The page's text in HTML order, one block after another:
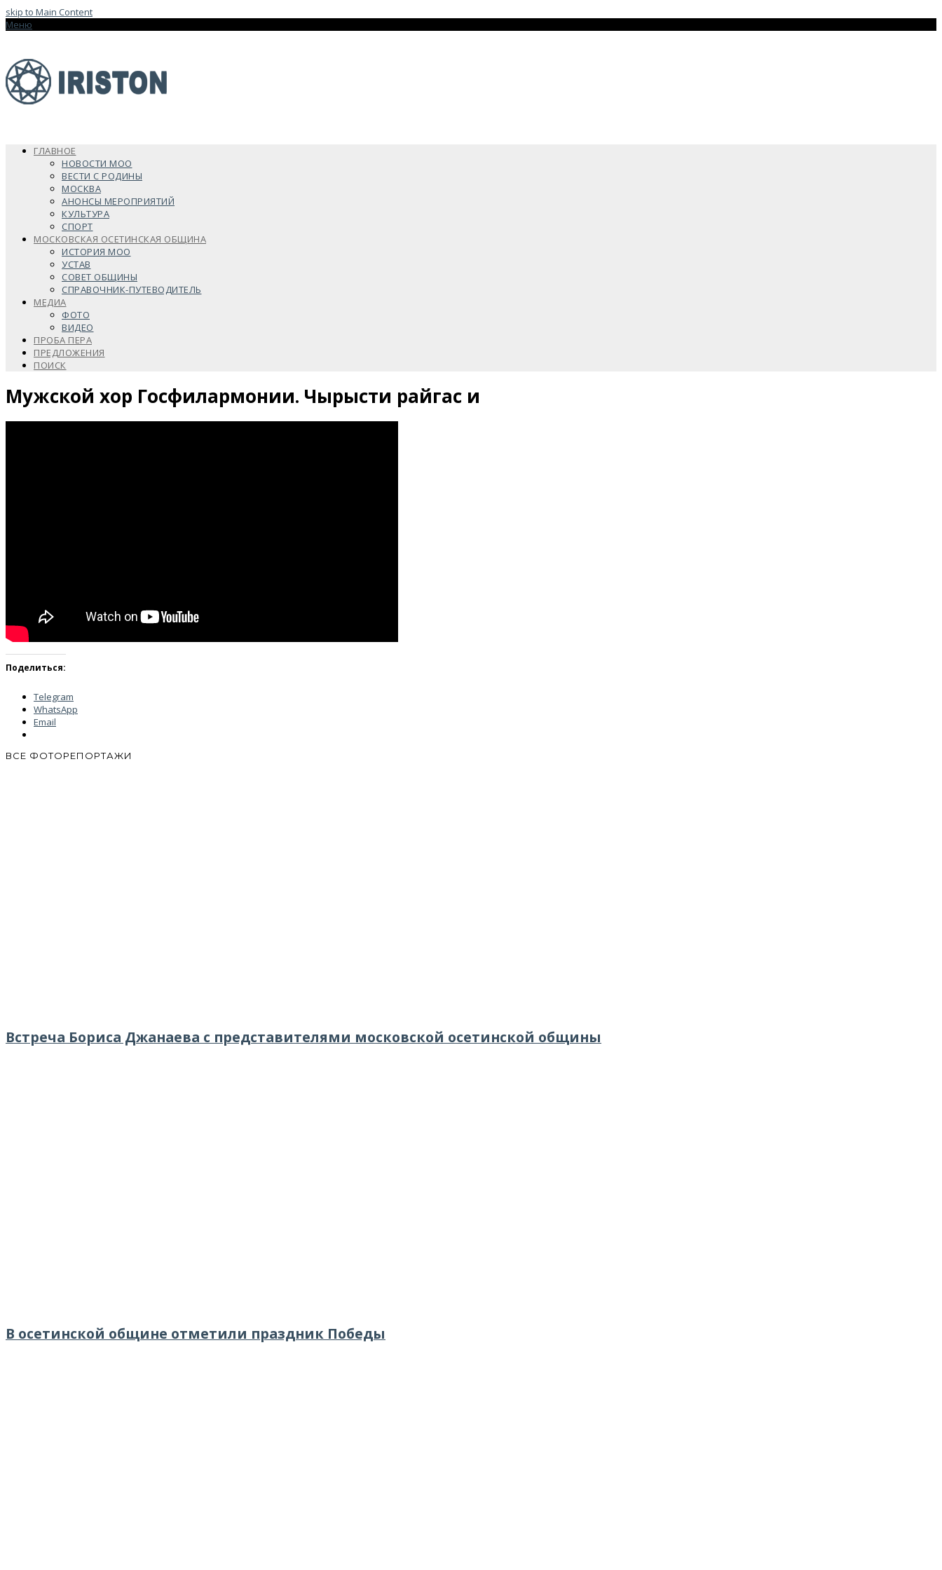
skip to Main Content
Меню
ГЛАВНОЕ
НОВОСТИ МОО
ВЕСТИ С РОДИНЫ
МОСКВА
АНОНСЫ МЕРОПРИЯТИЙ
КУЛЬТУРА
СПОРТ
МОСКОВСКАЯ ОСЕТИНСКАЯ ОБЩИНА
ИСТОРИЯ МОО
УСТАВ
СОВЕТ ОБЩИНЫ
СПРАВОЧНИК-ПУТЕВОДИТЕЛЬ
МЕДИА
ФОТО
ВИДЕО
ПРОБА ПЕРА
ПРЕДЛОЖЕНИЯ
ПОИСК
Мужской хор Госфилармонии. Чырысти райгас и
Поделиться:
Telegram
WhatsApp
Email
ВСЕ ФОТОРЕПОРТАЖИ
Встреча Бориса Джанаева с представителями московской осетинской общины
В осетинской общине отметили праздник Победы